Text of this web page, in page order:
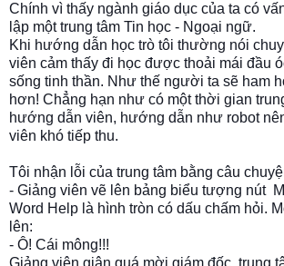
Chính vì thấy ngành giáo dục của ta có
lập một trung tâm Tin học - Ngoại ngữ.
Khi hướng dẫn học trò tôi thường nói
viên cảm thấy đi học được thoải mái đầu
sống tinh thần. Như thế người ta sẽ ham
hơn! Chẳng hạn như có một thời gian
hướng dẫn viên, hướng dẫn như robot
viên khó tiếp thu.
Tôi nhận lỗi của trung tâm bằng câu
- Giảng viên vẽ lên bảng biểu tượng nút
Word Help là hình tròn có dấu chấm hỏi.
lên:
- Ô! Cái mông!!!